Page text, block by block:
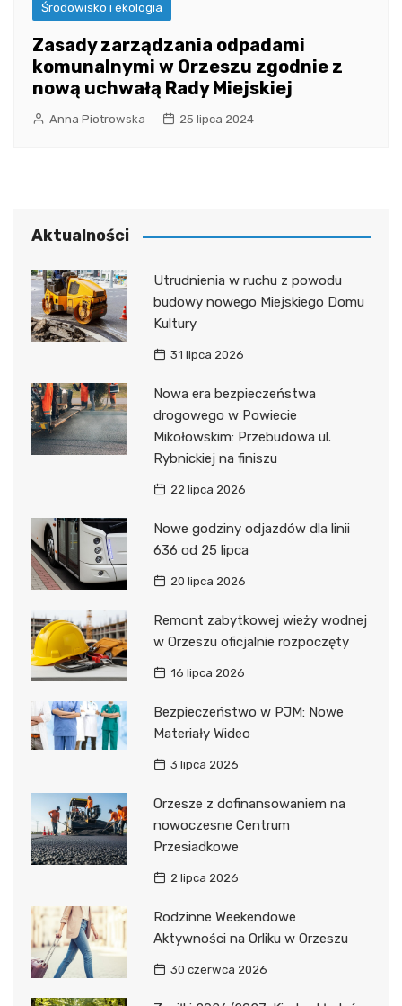
Środowisko i ekologia
Zasady zarządzania odpadami
komunalnymi w Orzeszu zgodnie z
nową uchwałą Rady Miejskiej
Anna Piotrowska 25 lipca 2024
Aktualności
Utrudnienia w ruchu z powodu
budowy nowego Miejskiego Domu
Kultury
31 lipca 2026
Nowa era bezpieczeństwa
drogowego w Powiecie
Mikołowskim: Przebudowa ul.
Rybnickiej na finiszu
22 lipca 2026
Nowe godziny odjazdów dla linii
636 od 25 lipca
20 lipca 2026
Remont zabytkowej wieży wodnej
w Orzeszu oficjalnie rozpoczęty
16 lipca 2026
Bezpieczeństwo w PJM: Nowe
Materiały Wideo
3 lipca 2026
Orzesze z dofinansowaniem na
nowoczesne Centrum
Przesiadkowe
2 lipca 2026
Rodzinne Weekendowe
Aktywności na Orliku w Orzeszu
30 czerwca 2026